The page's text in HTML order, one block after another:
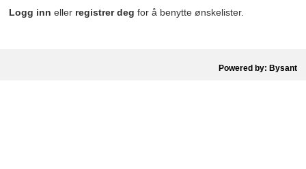
Logg inn eller registrer deg for å benytte ønskelister.
Powered by: Bysant